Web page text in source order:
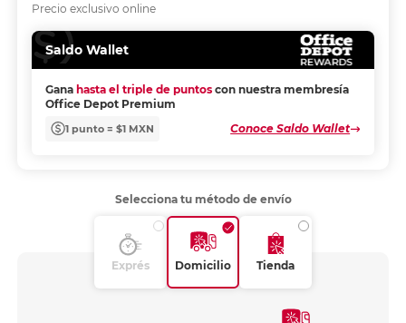
Precio exclusivo online
Saldo Wallet
Gana hasta el triple de puntos con nuestra membresía
Office Depot Premium
1 punto = $1 MXN Conoce Saldo Wallet
Selecciona tu método de envío
Exprés Domicilio Tienda